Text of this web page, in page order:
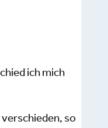
ich mich
verschieden, so